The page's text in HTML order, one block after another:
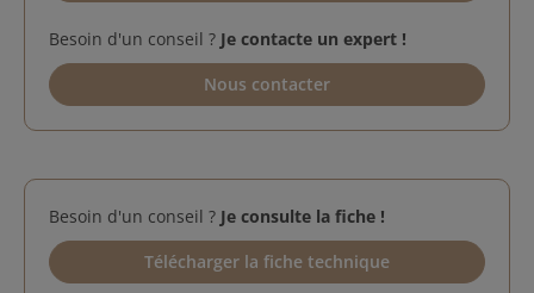
Besoin d'un conseil ? Je contacte un expert !
Nous contacter
Besoin d'un conseil ? Je consulte la fiche !
Télécharger la fiche technique